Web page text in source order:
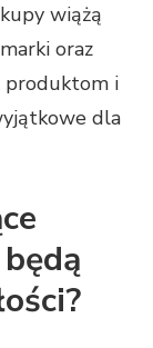
wiążą
oraz
produktom i
dla